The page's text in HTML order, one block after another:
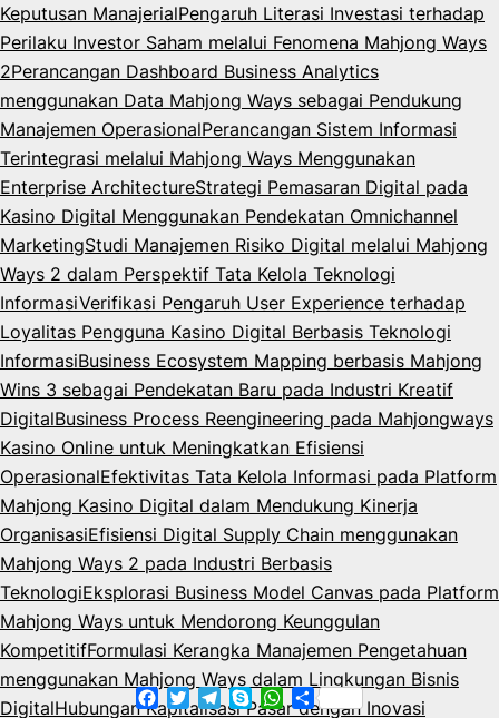
Facebook
TwitterTelegram
SkypeWhatsApp
Share
Keputusan ManajerialPengaruh Literasi Investasi terhadap
Perilaku Investor Saham melalui Fenomena Mahjong Ways
2Perancangan Dashboard Business Analytics
menggunakan Data Mahjong Ways sebagai Pendukung
Manajemen OperasionalPerancangan Sistem Informasi
Terintegrasi melalui Mahjong Ways Menggunakan
Enterprise ArchitectureStrategi Pemasaran Digital pada
Kasino Digital Menggunakan Pendekatan Omnichannel
MarketingStudi Manajemen Risiko Digital melalui Mahjong
Ways 2 dalam Perspektif Tata Kelola Teknologi
InformasiVerifikasi Pengaruh User Experience terhadap
Loyalitas Pengguna Kasino Digital Berbasis Teknologi
InformasiBusiness Ecosystem Mapping berbasis Mahjong
Wins 3 sebagai Pendekatan Baru pada Industri Kreatif
DigitalBusiness Process Reengineering pada Mahjongways
Kasino Online untuk Meningkatkan Efisiensi
OperasionalEfektivitas Tata Kelola Informasi pada Platform
Mahjong Kasino Digital dalam Mendukung Kinerja
OrganisasiEfisiensi Digital Supply Chain menggunakan
Mahjong Ways 2 pada Industri Berbasis
TeknologiEksplorasi Business Model Canvas pada Platform
Mahjong Ways untuk Mendorong Keunggulan
KompetitifFormulasi Kerangka Manajemen Pengetahuan
menggunakan Mahjong Ways dalam Lingkungan Bisnis
DigitalHubungan Kapitalisasi Pasar dengan Inovasi